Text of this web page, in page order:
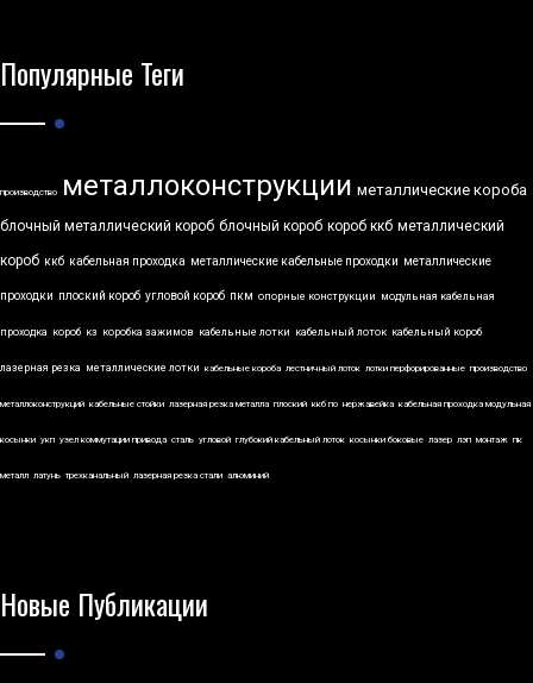
Популярные Теги
производство металлоконструкции металлические короба
блочный металлический короб блочный короб короб ккб металлический
короб ккб кабельная проходка металлические кабельные проходки металлические
проходки плоский короб угловой короб пкм опорные конструкции модульная кабельная
проходка короб кз коробка зажимов кабельные лотки кабельный лоток кабельный короб
лазерная резка металлические лотки кабельные короба лестничный лоток лотки перфорированные производство
металлоконструкций кабельные стойки лазерная резка металла плоский ккб по нержавейка кабельная проходка модульная
косынки укп узел коммутации привода сталь угловой глубокий кабельный лоток косынки боковые лазер лэп монтаж пк
металл латунь трехканальный лазерная резка стали алюминий
Новые Публикации